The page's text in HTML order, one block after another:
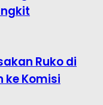
Ruko di
ke Komisi